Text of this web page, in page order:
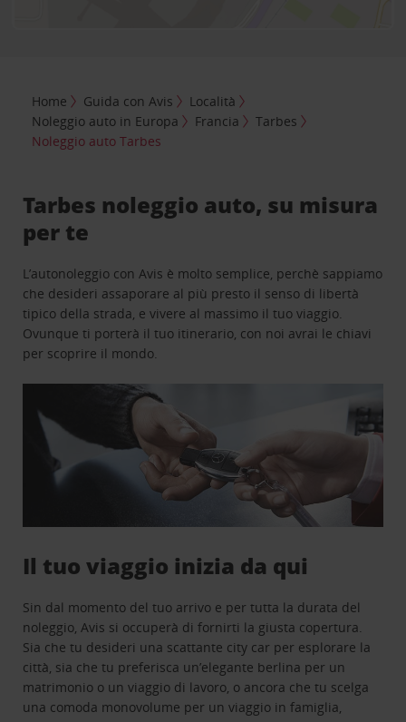
Home Guida con Avis
Località
Noleggio auto in Europa
Francia
Tarbes
Noleggio auto Tarbes
Tarbes noleggio auto, su misura
per te
L’autonoleggio con Avis è molto semplice, perchè sappiamo
che desideri assaporare al più presto il senso di libertà
tipico della strada, e vivere al massimo il tuo viaggio.
Ovunque ti porterà il tuo itinerario, con noi avrai le chiavi
per scoprire il mondo.
Il tuo viaggio inizia da qui
Sin dal momento del tuo arrivo e per tutta la durata del
noleggio, Avis si occuperà di fornirti la giusta copertura.
Sia che tu desideri una scattante city car per esplorare la
città, sia che tu preferisca un’elegante berlina per un
matrimonio o un viaggio di lavoro, o ancora che tu scelga
una comoda monovolume per un viaggio in famiglia,